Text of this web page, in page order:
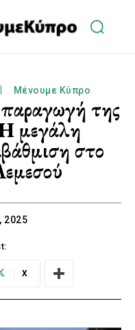
Μένουμε Κύπρο
της
μεγάλη
στο
2025
X